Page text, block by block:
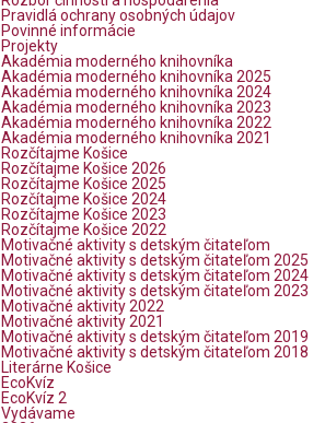
Pravidlá ochrany osobných údajov
Povinné informácie
Projekty
Akadémia moderného knihovníka
Akadémia moderného knihovníka 2025
Akadémia moderného knihovníka 2024
Akadémia moderného knihovníka 2023
Akadémia moderného knihovníka 2022
Akadémia moderného knihovníka 2021
Rozčítajme Košice
Rozčítajme Košice 2026
Rozčítajme Košice 2025
Rozčítajme Košice 2024
Rozčítajme Košice 2023
Rozčítajme Košice 2022
Motivačné aktivity s detským čitateľom
Motivačné aktivity s detským čitateľom 2025
Motivačné aktivity s detským čitateľom 2024
Motivačné aktivity s detským čitateľom 2023
Motivačné aktivity 2022
Motivačné aktivity 2021
Motivačné aktivity s detským čitateľom 2019
Motivačné aktivity s detským čitateľom 2018
Literárne Košice
EcoKvíz
EcoKvíz 2
Vydávame